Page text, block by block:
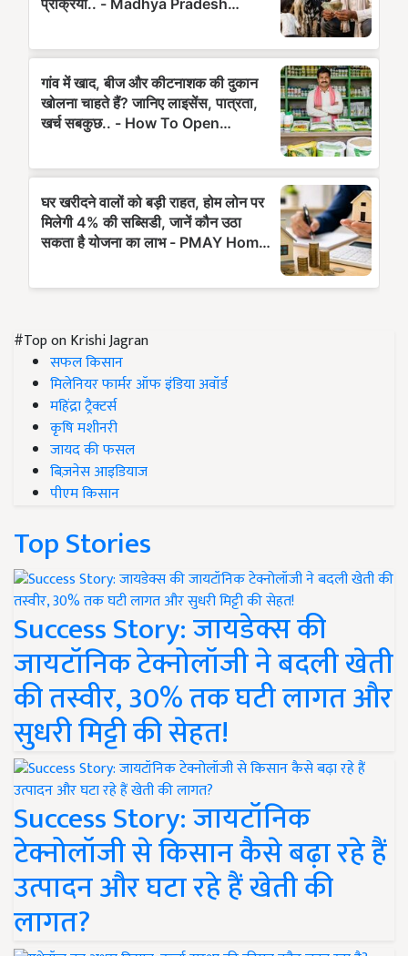
#Top on Krishi Jagran
सफल किसान
मिलेनियर फार्मर ऑफ इंडिया अवॉर्ड
महिंद्रा ट्रैक्टर्स
कृषि मशीनरी
जायद की फसल
बिज़नेस आइडियाज
पीएम किसान
Top Stories
Success Story: जायडेक्स की
जायटॉनिक टेक्नोलॉजी ने बदली खेती
की तस्वीर, 30% तक घटी लागत और
सुधरी मिट्टी की सेहत!
Success Story: जायटॉनिक
टेक्नोलॉजी से किसान कैसे बढ़ा रहे हैं
उत्पादन और घटा रहे हैं खेती की
लागत?